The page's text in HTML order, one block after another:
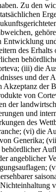
Zu den
Entwicklung
des Erhalts
(iii) die
und der
Akzeptanz der
von
der
und
des
(vi) die
Generika;
angeblicher